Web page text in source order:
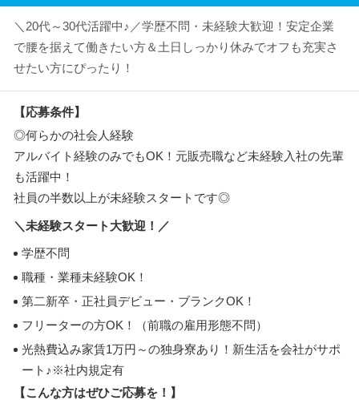
＼20代～30代活躍中♪／学歴不問・未経験大歓迎！安定企業
で腰を据えて働きたい方＆土日しっかり休みでオフも充実さ
せたい方にぴったり！
【応募条件】
◎何らかの社会人経験
アルバイト経験のみでもOK！元販売職など未経験入社の先輩
も活躍中！
社員の半数以上が未経験スタートです◎
＼未経験スタート大歓迎！／
学歴不問
職種・業種未経験OK！
第二新卒・正社員デビュー・ブランクOK！
フリーターの方OK！（前職の雇用形態不問）
光熱費込み家賃1万円～の独身寮あり！新生活を会社がサポ
ート♪※社内規定有
【こんな方はぜひご応募を！】